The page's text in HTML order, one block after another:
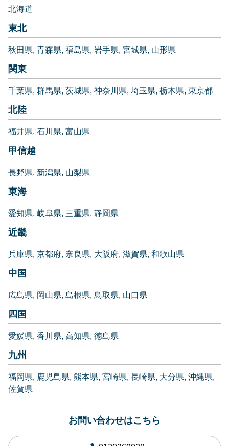
北海道
東北
秋田県 青森県 福島県 岩手県 宮城県 山形県
関東
千葉県 群馬県 茨城県 神奈川県 埼玉県 栃木県 東京都
北陸
福井県 石川県 富山県
甲信越
長野県 新潟県 山梨県
東海
愛知県 岐阜県 三重県 静岡県
近畿
兵庫県 京都府 奈良県 大阪府 滋賀県 和歌山県
中国
広島県 岡山県 島根県 鳥取県 山口県
四国
愛媛県 香川県 高知県 徳島県
九州
福岡県 鹿児島県 熊本県 宮崎県 長崎県 大分県 沖縄県
佐賀県
お問い合わせはこちら